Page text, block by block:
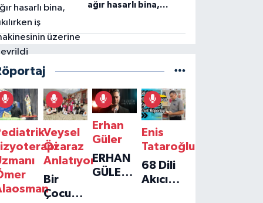
ağır hasarlı bina,
devrildi
Veysel
Özaraz
Anlatıyor
Bir
Çocuğun
Erhan
Güler
ERHAN
GÜLER'IN
Enis
Tataroğlu
68 Dili
Akıcı